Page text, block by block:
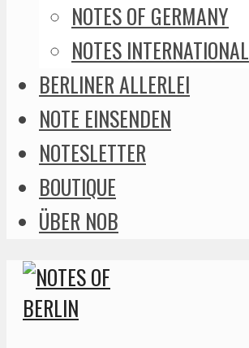
NOTES OF GERMANY
NOTES INTERNATIONAL
BERLINER ALLERLEI
NOTE EINSENDEN
NOTESLETTER
BOUTIQUE
ÜBER NOB